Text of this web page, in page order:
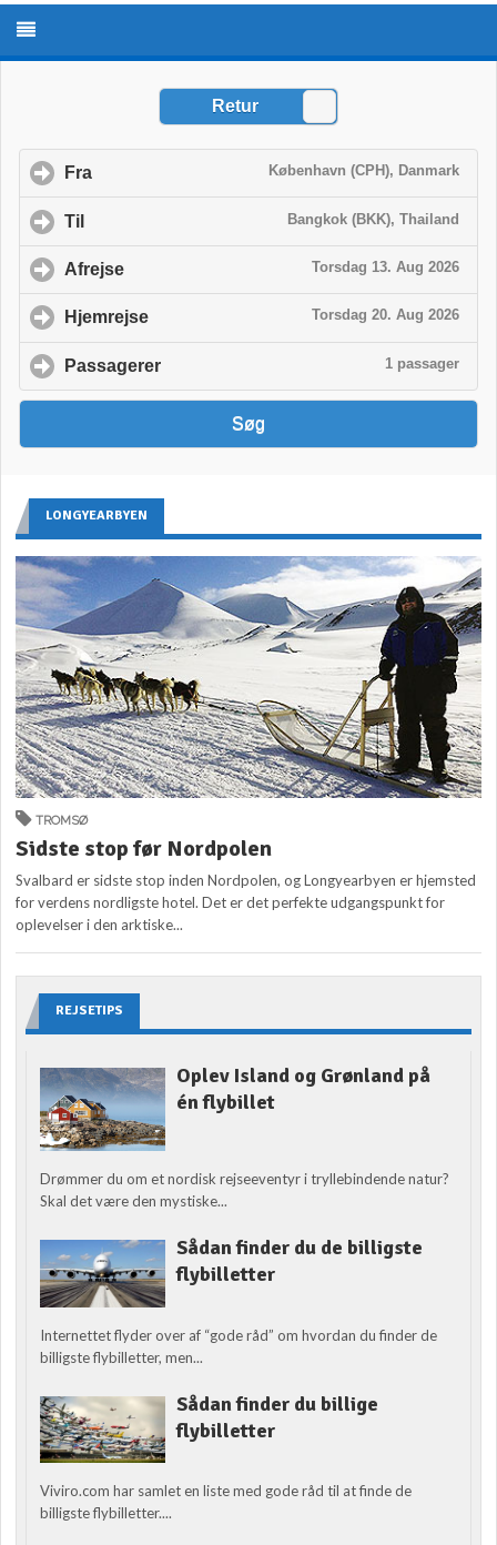
LONGYEARBYEN
TROMSØ
Sidste stop før Nordpolen
Svalbard er sidste stop inden Nordpolen, og Longyearbyen er hjemsted
for verdens nordligste hotel. Det er det perfekte udgangspunkt for
oplevelser i den arktiske...
REJSETIPS
Oplev Island og Grønland på
én flybillet
Drømmer du om et nordisk rejseeventyr i tryllebindende natur?
Skal det være den mystiske...
Sådan finder du de billigste
flybilletter
Internettet flyder over af “gode råd” om hvordan du finder de
billigste flybilletter, men...
Sådan finder du billige
flybilletter
Viviro.com har samlet en liste med gode råd til at finde de
billigste flybilletter....